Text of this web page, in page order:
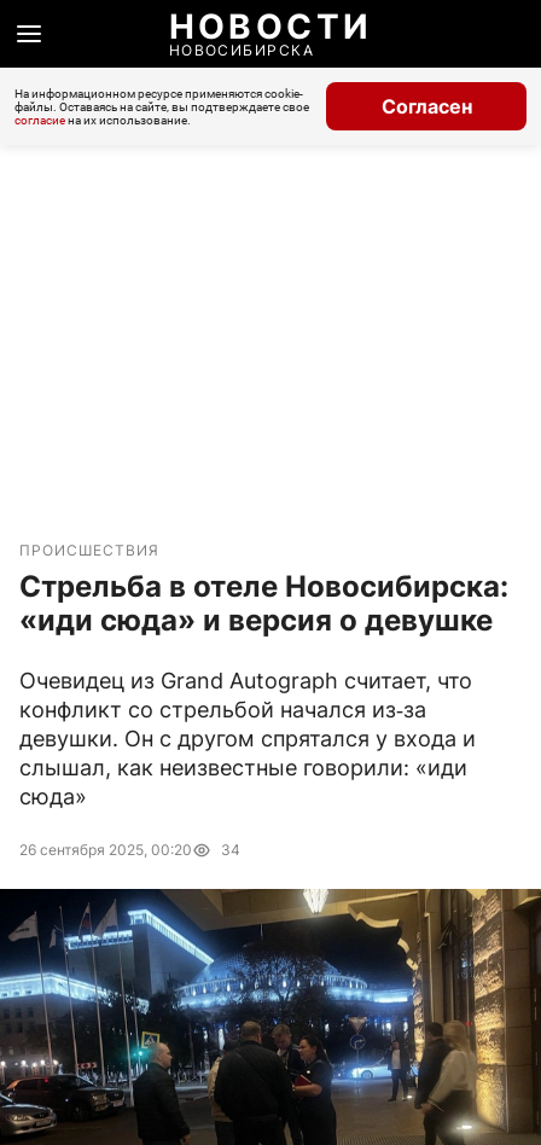
НОВОСТИ
НОВОСИБИРСКА
На информационном ресурсе применяются cookie-
файлы. Оставаясь на сайте, вы подтверждаете свое
согласиена их использование.
Согласен
ПРОИСШЕСТВИЯ
Стрельба в отеле Новосибирска:
«иди сюда» и версия о девушке
Очевидец из Grand Autograph считает, что
конфликт со стрельбой начался из‑за
девушки. Он с другом спрятался у входа и
слышал, как неизвестные говорили: «иди
сюда»
26 сентября 2025, 00:20 34